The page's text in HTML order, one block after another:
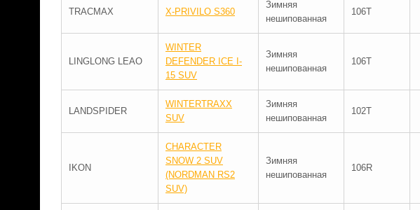
TRACMAX X-PRIVILO S360
Зимняя
нешипованная
106T
LINGLONG LEAO
WINTER
DEFENDER ICE I-
15 SUV
Зимняя
нешипованная
106T
LANDSPIDER
WINTERTRAXX
SUV
Зимняя
нешипованная
102T
IKON
CHARACTER
SNOW 2 SUV
(NORDMAN RS2
SUV)
Зимняя
нешипованная
106R